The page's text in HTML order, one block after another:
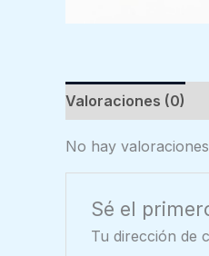
Valoraciones (0)
No hay
Sé el
Tu dirección de